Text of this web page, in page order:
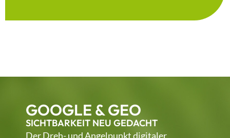
GOOGLE & GEO
SICHTBARKEIT NEU GEDACHT
Der Dreh- und Angelpunkt digitaler